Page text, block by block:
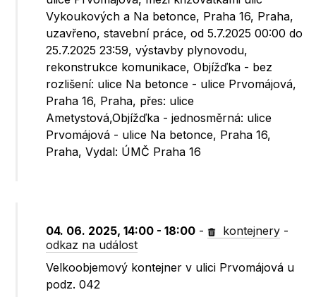
Vykoukových a Na betonce, Praha 16, Praha,
uzavřeno, stavební práce, od 5.7.2025 00:00 do
25.7.2025 23:59, výstavby plynovodu,
rekonstrukce komunikace, Objížďka - bez
rozlišení: ulice Na betonce - ulice Prvomájová,
Praha 16, Praha, přes: ulice
Ametystová,Objížďka - jednosměrná: ulice
Prvomájová - ulice Na betonce, Praha 16,
Praha, Vydal: ÚMČ Praha 16
04. 06. 2025, 14:00 - 18:00 - kontejnery -
odkaz na událost
Velkoobjemový kontejner v ulici Prvomájová u
podz. 042